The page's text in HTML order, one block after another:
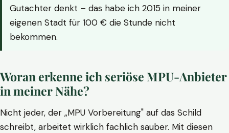
Gutachter denkt – das habe ich 2015 in meiner
eigenen Stadt für 100 € die Stunde nicht
bekommen.
Woran erkenne ich seriöse MPU-Anbieter
in meiner Nähe?
Nicht jeder, der „MPU Vorbereitung" auf das Schild
schreibt, arbeitet wirklich fachlich sauber. Mit diesen